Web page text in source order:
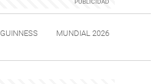
GUINNESS
MUNDIAL 2026